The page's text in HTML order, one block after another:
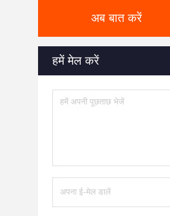
अब बात करें
हमें मेल करें